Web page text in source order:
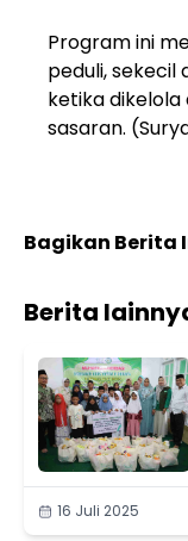
Program ini
peduli, sekecil
ketika
sasaran.
Bagikan Berita
Berita
16 Juli 2025